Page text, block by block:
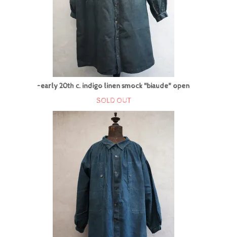
~early 20th c. indigo linen smock "biaude" open
SOLD OUT